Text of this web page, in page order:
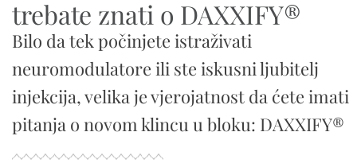
trebate znati o DAXXIFY®
Bilo da tek počinjete istraživati ​​
neuromodulatore ili ste iskusni ljubitelj
injekcija, velika je vjerojatnost da ćete imati
pitanja o novom klincu u bloku: DAXXIFY®